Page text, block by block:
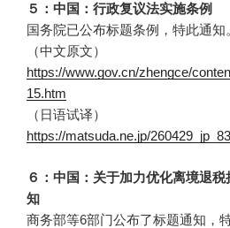
５：中国：行政复议法实施条例
国务院已公布标题条例，特此通知
（中文原文）
https://www.gov.cn/zhengce/
15.htm
（日语试译）
https://matsuda.ne.jp/
６：中国：关于加力优化离境退
知
商务部等6部门公布了标题通知，